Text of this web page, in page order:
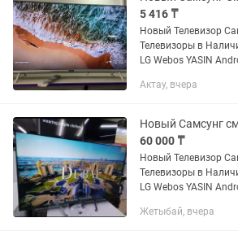
5 416 ₸
Новый Телевизор
Телевизоры в
LG Webos YASIN Android Webos 27
дюйма Smart 43 дюйма Smart 45
Актау, вчера
60 000 ₸
Новый Телевизор
Телевизоры в
LG Webos YASIN Android Webos 27
дюйма Smart 43 дюйма Smart 45
Жетыбай, вчера